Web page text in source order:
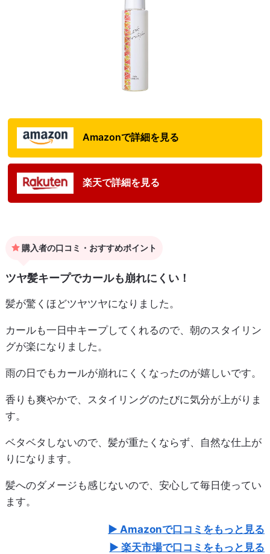
Amazonで詳細を見る
楽天で詳細を見る
購入者の口コミ・おすすめポイント
ツヤ髪キープでカールも崩れにくい！
髪が驚くほどツヤツヤになりました。
カールも一日中キープしてくれるので、朝のスタイリン
グが楽になりました。
雨の日でもカールが崩れにくくなったのが嬉しいです。
香りも爽やかで、スタイリングのたびに気分が上がりま
す。
ベタベタしないので、髪が重たくならず、自然な仕上が
りになります。
髪へのダメージも感じないので、安心して毎日使ってい
ます。
Amazonで口コミをもっと見る
楽天市場で口コミをもっと見る